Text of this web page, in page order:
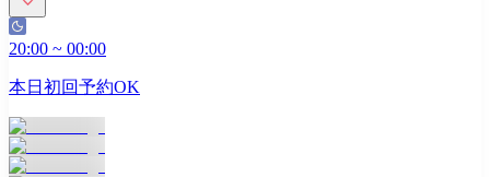
20:00 ~ 00:00
本日初回予約OK